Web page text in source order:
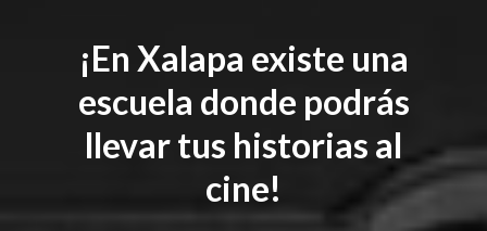
¡En Xalapa existe una
escuela donde podrás
llevar tus historias al
cine!